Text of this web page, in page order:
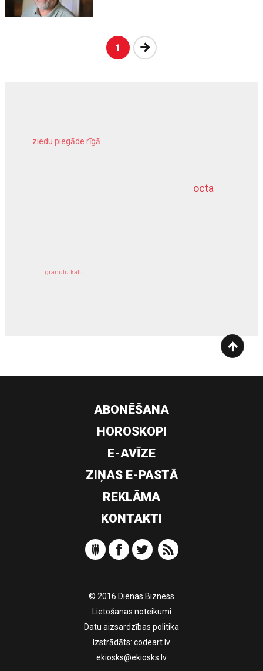
1 Nākošā
octa
ziedu piegāde rīgā
granulu katli
dziļurbums
ABONĒŠANA
HOROSKOPI
E-AVĪZE
ZIŅAS E-PASTĀ
REKLĀMA
KONTAKTI
© 2016 Dienas Bizness
Lietošanas noteikumi
Datu aizsardzības politika
Izstrādāts: codeart.lv
ekiosks@ekiosks.lv